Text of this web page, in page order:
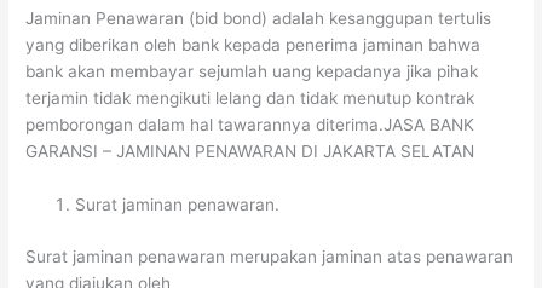
Jaminan Penawaran (bid bond) adalah kesanggupan tertulis
yang diberikan oleh bank kepada penerima jaminan bahwa
bank akan membayar sejumlah uang kepadanya jika pihak
terjamin tidak mengikuti lelang dan tidak menutup kontrak
pemborongan dalam hal tawarannya diterima.JASA BANK
GARANSI – JAMINAN PENAWARAN DI JAKARTA SELATAN
Surat jaminan penawaran.
Surat jaminan penawaran merupakan jaminan atas penawaran
yang diajukan oleh